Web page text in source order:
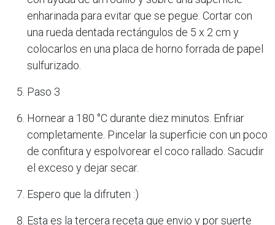
enharinada para evitar que se pegue. Cortar con
una rueda dentada rectángulos de 5 x 2 cm y
colocarlos en una placa de horno forrada de papel
sulfurizado.
Paso 3
Hornear a 180 °C durante diez minutos. Enfriar
completamente. Pincelar la superficie con un poco
de confitura y espolvorear el coco rallado. Sacudir
el exceso y dejar secar.
Espero que la difruten :)
Esta es la tercera receta que envio y por suerte